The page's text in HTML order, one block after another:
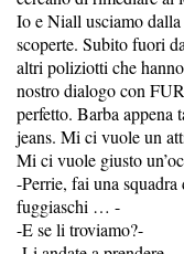
Io e Niall usciamo
scoperte. Subito fuori
altri poliziotti che
nostro dialogo con
perfetto. Barba appena
jeans. Mi ci vuole un
Mi ci vuole giusto
-Perrie, fai una
fuggiaschi … -
-E se li troviamo?-